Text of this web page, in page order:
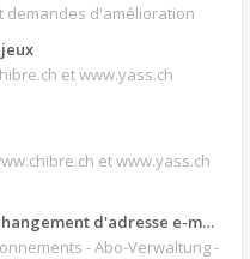
demandes d'amélioration
jeux
et www.yass.ch
et www.yass.ch
d'adresse e-mail.
- Abo-Verwaltung -